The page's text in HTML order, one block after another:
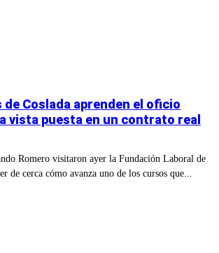
de Coslada aprenden el oficio
vista puesta en un contrato real
Romero visitaron ayer la Fundación Laboral de
de cerca cómo avanza uno de los cursos que...